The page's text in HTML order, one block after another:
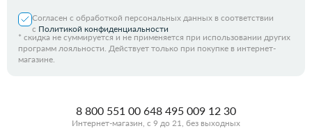
Согласен с обработкой персональных данных в соответствии
с Политикой конфиденциальности
* скидка не суммируется и не применяется при использовании других
программ лояльности. Действует только при покупке в интернет-
магазине.
8 800 551 00 648 495 009 12 30
Интернет-магазин, с 9 до 21, без выходных